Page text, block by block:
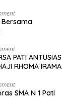
Bersama
PATI ANTUSIAS
RHOMA IRAMA
SMA N 1 Pati